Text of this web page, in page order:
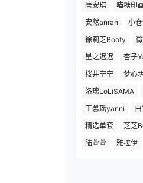
唐安琪
喵糖印
安然anran
小
徐莉芝Booty
星之迟迟
杏子
桜井宁宁
梦心
洛璃LoLiSAMA
王馨瑶yanni
精选单套
芝芝
陆萱萱
雅拉伊